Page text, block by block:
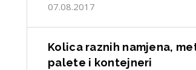
07.08.2017
Kolica raznih namjena,
palete i kontejneri